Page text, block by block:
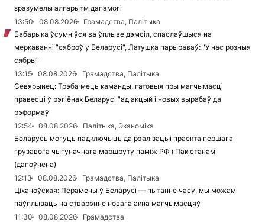
зразумелы алгарытм дапамогі
13:50
08.08.2026
Грамадства, Палітыка
Бабарыка ўсумніўся ва ўплыве дэмсіл, спаслаўшыся на
меркаванні "сяброў у Беларусі", Латушка парыраваў: "У нас розныя
сябры"
13:15
08.08.2026
Грамадства, Палітыка
Севярынец: Трэба мець каманды, гатовыя пры магчымасці
правесці ў рэгіёнах Беларусі "ад акцый і новых вырабаў да
рэформаў"
12:54
08.08.2026
Палітыка, Эканоміка
Беларусь могуць падключыць да рэалізацыі праекта першага
грузавога чыгуначнага маршруту паміж РФ і Пакістанам
(дапоўнена)
12:13
08.08.2026
Грамадства, Палітыка
Ціханоўская: Перамены ў Беларусі — пытанне часу, мы можам
паўплываць на стварэнне новага акна магчымасцяў
11:30
08.08.2026
Грамадства